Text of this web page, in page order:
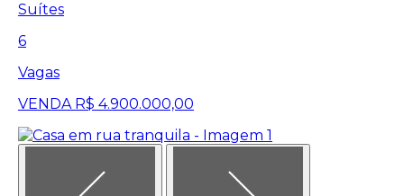
Suítes
6
Vagas
VENDA R$ 4.900.000,00